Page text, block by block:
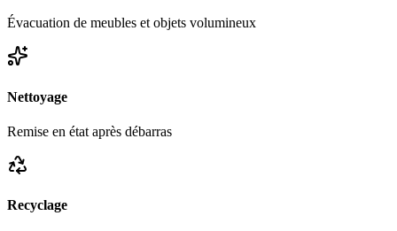
Évacuation de meubles et objets volumineux
Nettoyage
Remise en état après débarras
Recyclage